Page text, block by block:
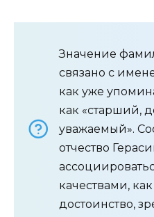
Значение
связано с
как уже
как «старший,
уважаемый».
отчество
качествами,
достоинство,